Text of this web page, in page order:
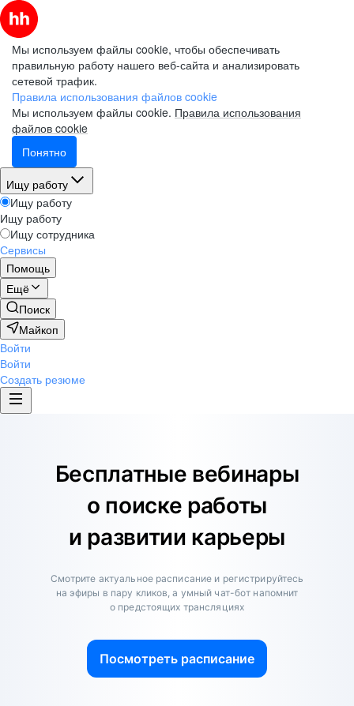
Мы используем файлы cookie, чтобы обеспечивать
правильную работу нашего веб-сайта и анализировать
сетевой трафик.
Правила использования файлов cookie
Мы используем файлы cookie. Правила использования
файлов cookie
Понятно
Ищу работу
Ищу работу
Ищу работу
Ищу сотрудника
Сервисы
Помощь
Ещё
Поиск
Майкоп
Войти
Войти
Создать резюме
Бесплатные вебинары
о поиске работы
и развитии карьеры
Смотрите актуальное расписание и регистрируйтесь
на эфиры в пару кликов, а умный чат-бот напомнит
о предстоящих трансляциях
Посмотреть расписание